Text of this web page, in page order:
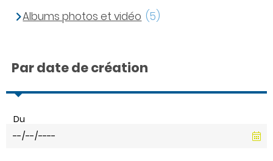
Albums photos et vidéo (5)
Par date de création
Du